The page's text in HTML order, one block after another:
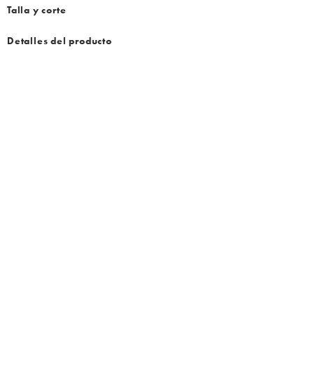
Talla y corte
Detalles del producto